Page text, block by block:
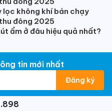
lọc không khí bán chạy
đông 2025
ẩm ở đâu hiệu quả nhất?
tin mới nhất
Đăng ký